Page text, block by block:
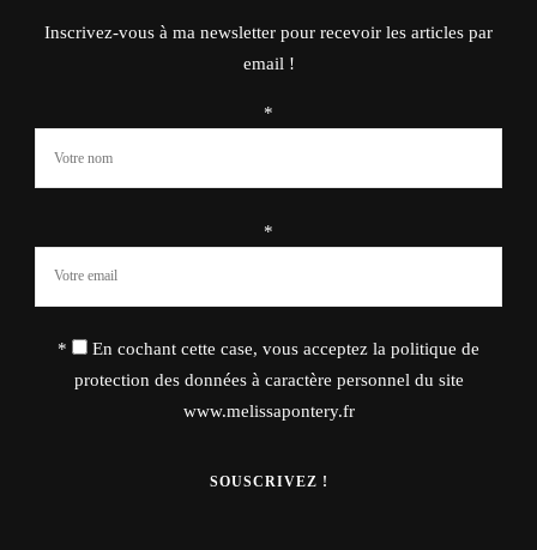
Inscrivez-vous à ma newsletter pour recevoir les articles par
email !
*
*
*
En cochant cette case, vous acceptez la politique de
protection des données à caractère personnel du site
www.melissapontery.fr